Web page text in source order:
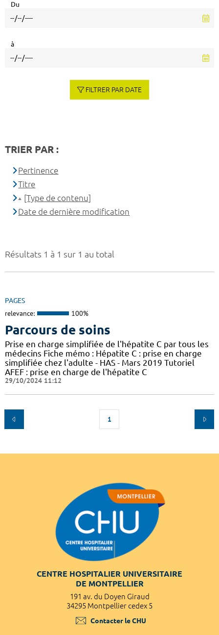
Résultats 1 à 1 sur 1 au total
PAGES
relevance: 100%
Parcours de soins
Prise en charge simplifiée de l'hépatite C par tous les
médecins Fiche mémo : Hépatite C : prise en charge
simplifiée chez l'adulte - HAS - Mars 2019 Tutoriel
AFEF : prise en charge de l'hépatite C
29/10/2024 11:12
1
Du
à
FILTRER PAR DATE
TRIER PAR :
Pertinence
Titre
[Type de contenu]
Date de dernière modification
CENTRE HOSPITALIER UNIVERSITAIRE
DE MONTPELLIER
191 av. du Doyen Giraud
34295 Montpellier cedex 5
Contacter le CHU